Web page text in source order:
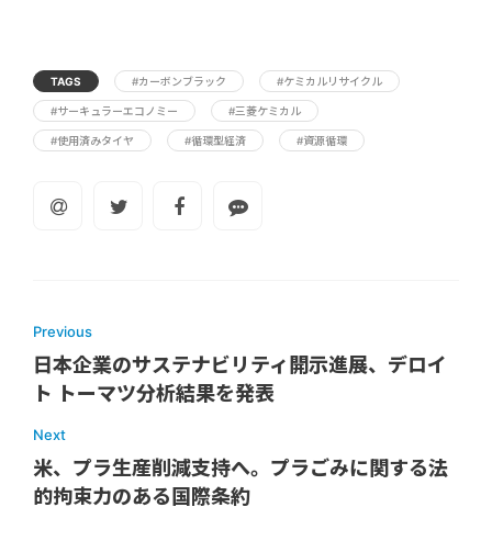
TAGS #カーボンブラック #ケミカルリサイクル
#サーキュラーエコノミー #三菱ケミカル
#使用済みタイヤ #循環型経済 #資源循環
Previous
日本企業のサステナビリティ開示進展、デロイ
ト トーマツ分析結果を発表
Next
米、プラ生産削減支持へ。プラごみに関する法
的拘束力のある国際条約